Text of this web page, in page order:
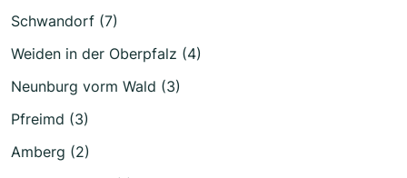
Schwandorf (7)
Weiden in der Oberpfalz (4)
Neunburg vorm Wald (3)
Pfreimd (3)
Amberg (2)